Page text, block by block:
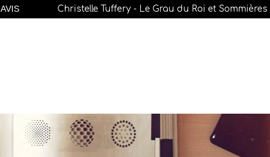
AVIS Christelle Tuffery - Le Grau du Roi et Sommières